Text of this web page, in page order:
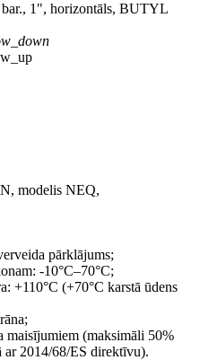
1", horizontāls, BUTYL
modelis NEQ,
pārklājums;
-10°C–70°C;
+110°C (+70°C karstā ūdens
maisījumiem (maksimāli 50%
ar 2014/68/ES direktīvu).